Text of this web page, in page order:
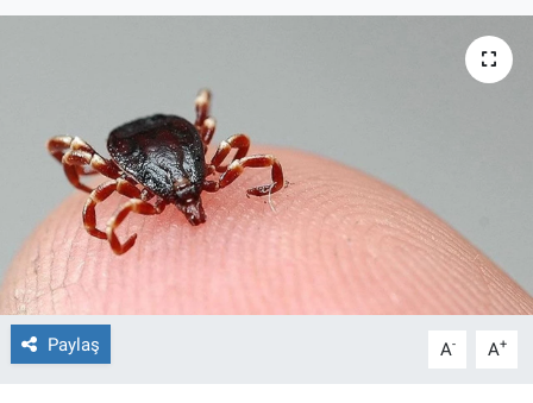
Paylaş A- A+
Ege'den Esintiler
Eğitim
Eğlence
Ekonomi
Forum